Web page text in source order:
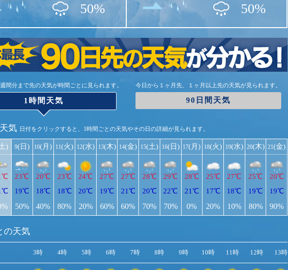
50%
50%
間分まで先の天気が時間ごとに見られます。
1時間天気
今日から１ヶ月先、１ヶ月以上先の天気が見られます。
90日間天気
気 日付をクリックすると、1時間ごとの天気やその日の詳細が見られます。
) 9(日)
23℃
19℃
50%
10(月)
20℃
18℃
40%
11(火)
23℃
18℃
80%
12(水)
24℃
20℃
20%
13(木)
27℃
19℃
60%
14(金)
27℃
21℃
60%
15(土)
28℃
20℃
70%
16(日)
29℃
22℃
70%
17(月)
28℃
21℃
0%
18(火)
25℃
17℃
20%
19(水)
27℃
18℃
10%
20(木)
25℃
19℃
80%
21(金)
20℃
19℃
90%
の天気
3時 4時 5時 6時 7時 8時 9時 10時 11時 12時 13時